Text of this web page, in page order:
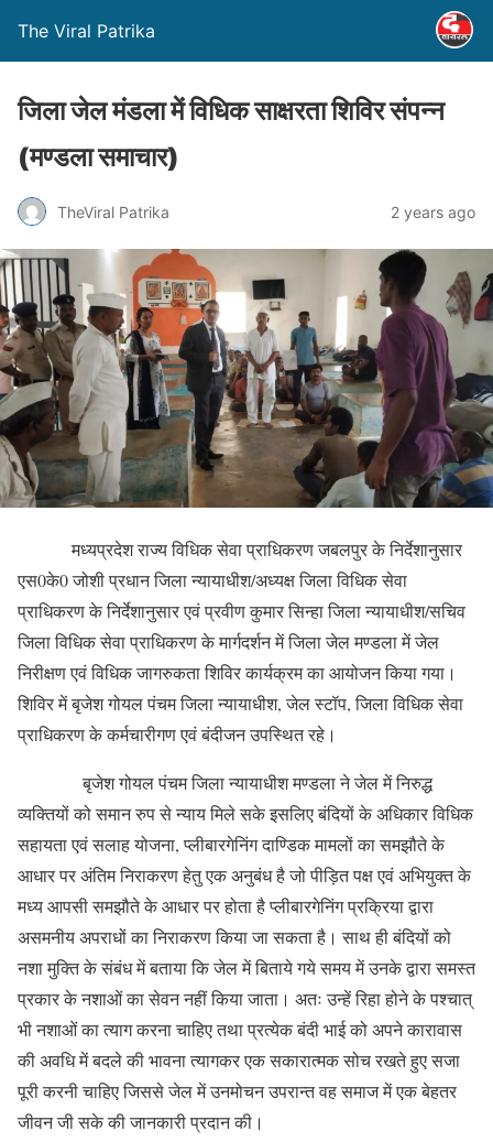
The Viral Patrika
जिला जेल मंडला में विधिक साक्षरता शिविर संपन्न
(मण्‍डला समाचार)
TheViral Patrika 2 years ago
मध्यप्रदेश राज्य विधिक सेवा प्राधिकरण जबलपुर के निर्देशानुसार
एस0के0 जोशी प्रधान जिला न्यायाधीश/अध्यक्ष जिला विधिक सेवा
प्राधिकरण के निर्देशानुसार एवं प्रवीण कुमार सिन्हा जिला न्यायाधीश/सचिव
जिला विधिक सेवा प्राधिकरण के मार्गदर्शन में जिला जेल मण्डला में जेल
निरीक्षण एवं विधिक जागरुकता शिविर कार्यक्रम का आयोजन किया गया।
शिविर में बृजेश गोयल पंचम जिला न्यायाधीश, जेल स्टॉप, जिला विधिक सेवा
प्राधिकरण के कर्मचारीगण एवं बंदीजन उपस्थित रहे।
बृजेश गोयल पंचम जिला न्यायाधीश मण्डला ने जेल में निरुद्ध
व्यक्तियों को समान रुप से न्याय मिले सके इसलिए बंदियों के अधिकार विधिक
सहायता एवं सलाह योजना, प्लीबारगेनिंग दाण्डिक मामलों का समझौते के
आधार पर अंतिम निराकरण हेतु एक अनुबंध है जो पीड़ित पक्ष एवं अभियुक्त के
मध्य आपसी समझौते के आधार पर होता है प्लीबारगेनिंग प्रक्रिया द्वारा
असमनीय अपराधों का निराकरण किया जा सकता है। साथ ही बंदियों को
नशा मुक्ति के संबंध में बताया कि जेल में बिताये गये समय में उनके द्वारा समस्त
प्रकार के नशाओं का सेवन नहीं किया जाता। अतः उन्हें रिहा होने के पश्चात्
भी नशाओं का त्याग करना चाहिए तथा प्रत्येक बंदी भाई को अपने कारावास
की अवधि में बदले की भावना त्यागकर एक सकारात्मक सोच रखते हुए सजा
पूरी करनी चाहिए जिससे जेल में उनमोचन उपरान्त वह समाज में एक बेहतर
जीवन जी सके की जानकारी प्रदान की।